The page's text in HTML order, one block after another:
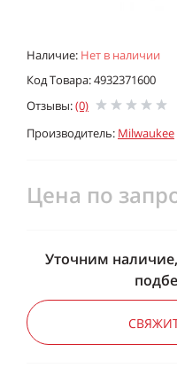
Наличие: Нет в наличии
Код Товара: 4932371600
Отзывы:(0)
Производитель: Milwaukee
Цена по
Уточним